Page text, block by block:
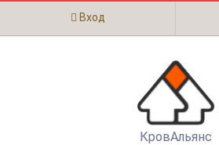
Вход
КровАльянс